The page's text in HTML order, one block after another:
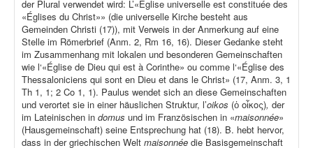
der Plural verwendet wird: L’«Église universelle est constituée des
«Églises du Christ»» (die universelle Kirche besteht aus
Gemeinden Christi (17)), mit Verweis in der Anmerkung auf eine
Stelle im Römerbrief (Anm. 2, Rm 16, 16). Dieser Gedanke steht
im Zusammenhang mit lokalen und besonderen Gemeinschaften
wie l‘«Église de Dieu qui est à Corinthe» ou comme l‘«Église des
Thessaloniciens qui sont en Dieu et dans le Christ» (17, Anm. 3, 1
Th 1, 1; 2 Co 1, 1). Paulus wendet sich an diese Gemeinschaften
und verortet sie in einer häuslichen Struktur, l’oikos (ὁ οἶκος), der
im Lateinischen in domus und im Französischen in «maisonnée»
(Hausgemeinschaft) seine Entsprechung hat (18). B. hebt hervor,
dass in der griechischen Welt maisonnée die Basisgemeinschaft